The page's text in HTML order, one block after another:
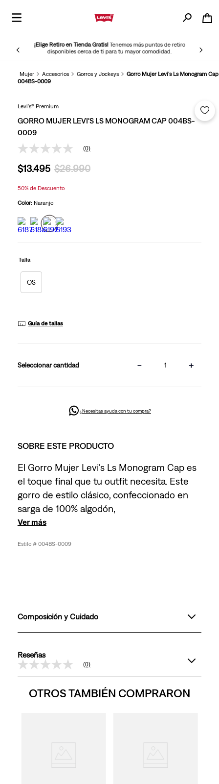
¡Elige Retiro en Tienda Gratis!Tenemos más puntos de retiro
disponibles cerca de ti para tu mayor comodidad.
Mujer Accesorios Gorros y Jockeys
Gorro Mujer Levi's Ls Monogram Cap
004BS-0009
Levi's® Premium
GORRO MUJER LEVI'S LS MONOGRAM CAP 004BS-
0009
Sin
Enlace
en
misma
página.
(0)
$13.495 $26.990
50%de Descuento
Color: Naranjo
Talla
OS
Guía de tallas
cantidad ＋
－
¿Necesitas ayuda con tu compra?
SOBRE ESTE PRODUCTO
El Gorro Mujer Levi's Ls Monogram Cap es
el toque final que tu outfit necesita. Este
gorro de estilo clásico, confeccionado en
sarga de 100% algodón,
Ver más
004BS-0009
Composición y Cuidado
Reseñas
Sin
puntuación
(0)
OTROS TAMBIÉN COMPRARON